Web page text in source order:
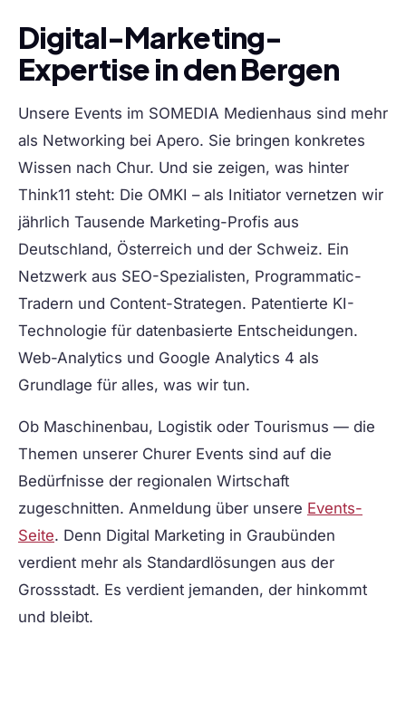
Digital-Marketing-
Expertise in den Bergen
Unsere Events im SOMEDIA Medienhaus sind mehr
als Networking bei Apero. Sie bringen konkretes
Wissen nach Chur. Und sie zeigen, was hinter
Think11 steht: Die OMKI – als Initiator vernetzen wir
jährlich Tausende Marketing-Profis aus
Deutschland, Österreich und der Schweiz. Ein
Netzwerk aus SEO-Spezialisten, Programmatic-
Tradern und Content-Strategen. Patentierte KI-
Technologie für datenbasierte Entscheidungen.
Web-Analytics und Google Analytics 4 als
Grundlage für alles, was wir tun.
Ob Maschinenbau, Logistik oder Tourismus — die
Themen unserer Churer Events sind auf die
Bedürfnisse der regionalen Wirtschaft
zugeschnitten. Anmeldung über unsere Events-
Seite. Denn Digital Marketing in Graubünden
verdient mehr als Standardlösungen aus der
Grossstadt. Es verdient jemanden, der hinkommt
und bleibt.